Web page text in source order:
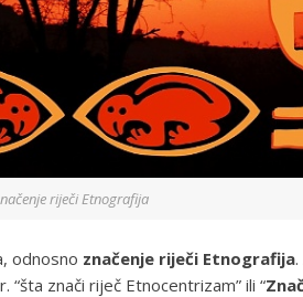
riječi Etnografija
odnosno značenje riječi Etnografija
“šta znači riječ Etnocentrizam” ili “